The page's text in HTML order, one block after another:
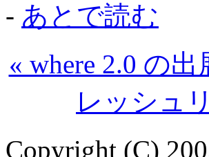
- あとで読む
« where 2.0 の
レッシュ
Copyright (C)